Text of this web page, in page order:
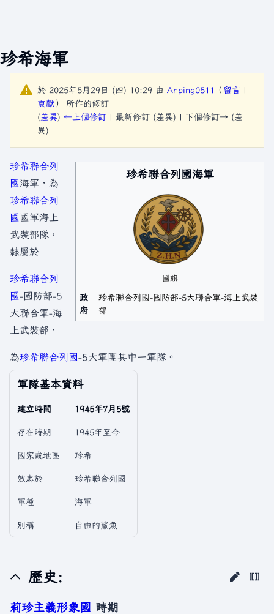
珍希海軍
於 2025年5月29日 (四) 10:29 由 Anping0511 （ 留言 |
貢獻 ）
所作的修訂
(差異) ←上個修訂 | 最新修訂 (差異) | 下個修訂→ (差
異)
珍希聯合列國海軍
國旗
政
府
珍希聯合列國-國防部-5大聯合軍-海上武裝
部
珍希聯合列
國海軍，為
珍希聯合列
國 國軍海上
武裝部隊，
隸屬於
珍希聯合列
國-國防部-5
大聯合軍-海
上武裝部，
為珍希聯合列國-5大軍團其中一軍隊。
軍隊基本資料
建立時間 1945年7月5號
存在時期 1945年至今
國家或地區 珍希
效忠於 珍希聯合列國
軍種 海軍
別稱 自由的鯊魚
歷史:
莉珍主義形象國 時期